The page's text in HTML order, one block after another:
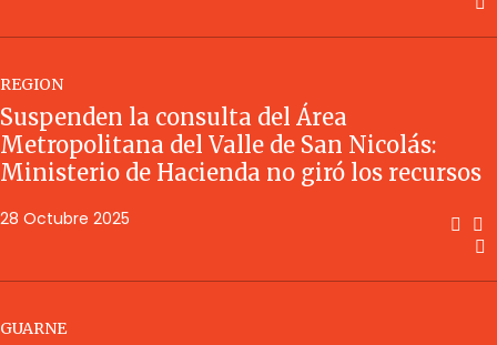
REGION
Suspenden la consulta del Área
Metropolitana del Valle de San Nicolás:
Ministerio de Hacienda no giró los recursos
28 Octubre 2025
GUARNE